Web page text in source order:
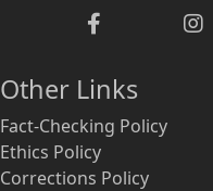
Other Links
Fact-Checking Policy
Ethics Policy
Corrections Policy